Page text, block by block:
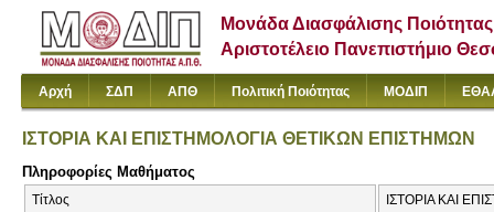
Μονάδα Διασφάλισης Ποιότητας
Αριστοτέλειο Πανεπιστήμιο
Αρχή ΣΔΠ ΑΠΘ Πολιτική Ποιότητας ΜΟΔΙΠ
ΙΣΤΟΡΙΑ ΚΑΙ ΕΠΙΣΤΗΜΟΛΟΓΙΑ ΘΕΤΙΚΩΝ ΕΠΙΣΤΗΜΩΝ
Πληροφορίες Μαθήματος
Τίτλος ΙΣΤΟΡΙΑ ΚΑΙ